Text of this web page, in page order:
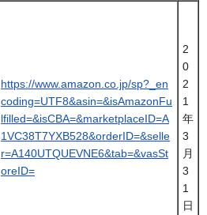
https://www.amazon.co.jp/sp?_en
coding=UTF8&asin=&isAmazonFu
lfilled=&isCBA=&marketplaceID=A
1VC38T7YXB528&orderID=&selle
r=A140UTQUEVNE6&tab=&vasSt
oreID=
2
0
2
1
年
3
月
3
1
日